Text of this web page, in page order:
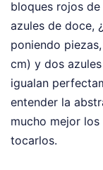
bloques rojos
azules de doce,
poniendo
cm) y dos
igualan
entender la
mucho mejor
tocarlos.